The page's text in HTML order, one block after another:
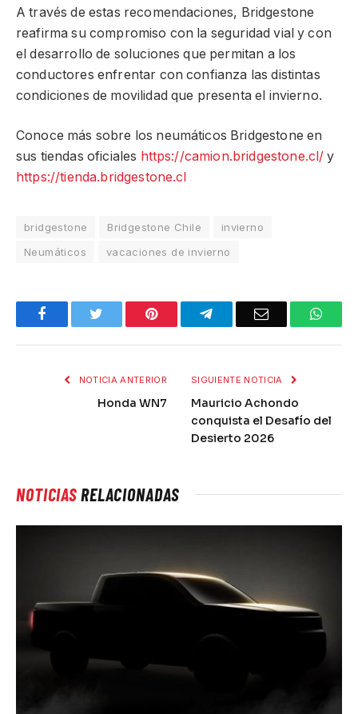
A través de estas recomendaciones, Bridgestone
reafirma su compromiso con la seguridad vial y con
el desarrollo de soluciones que permitan a los
conductores enfrentar con confianza las distintas
condiciones de movilidad que presenta el invierno.
Conoce más sobre los neumáticos Bridgestone en
sus tiendas oficiales https://camion.bridgestone.cl/ y
https://tienda.bridgestone.cl
bridgestone Bridgestone Chile
invierno
Neumáticos
vacaciones de invierno
Facebook Pinterest TelegramEmail
NOTICIA ANTERIOR
Honda WN7
SIGUIENTE NOTICIA
Mauricio Achondo
conquista el Desafío del
Desierto 2026
NOTICIASRELACIONADAS